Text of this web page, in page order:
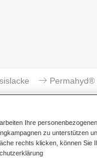
Permahyd®
Ihre
zu unterstützen
rechts klicken, können Sie